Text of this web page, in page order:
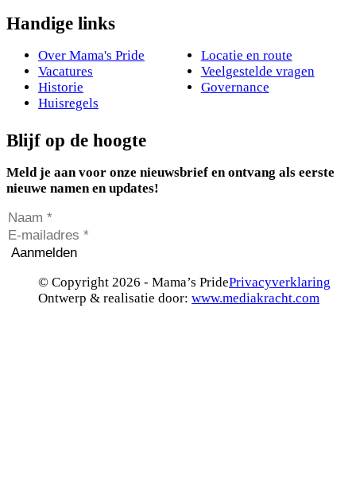
Handige links
Over Mama's Pride
Vacatures
Historie
Huisregels
Locatie en route
Veelgestelde vragen
Governance
Blijf op de hoogte
Meld je aan voor onze nieuwsbrief en ontvang als eerste
nieuwe namen en updates!
Aanmelden
© Copyright 2026 - Mama’s PridePrivacyverklaring
Ontwerp & realisatie door: www.mediakracht.com